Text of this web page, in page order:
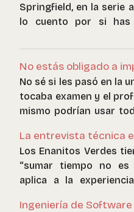
Springfield, en la serie
lo cuento por si has
durante los últimos 35
televidor sintonizando
No estás obligado a
No sé si les pasó en la
tocaba examen y el
mismo podrían usar
La entrevista técnica
Los Enanitos Verdes
“sumar tiempo no es
aplica a la
Ingeniería de